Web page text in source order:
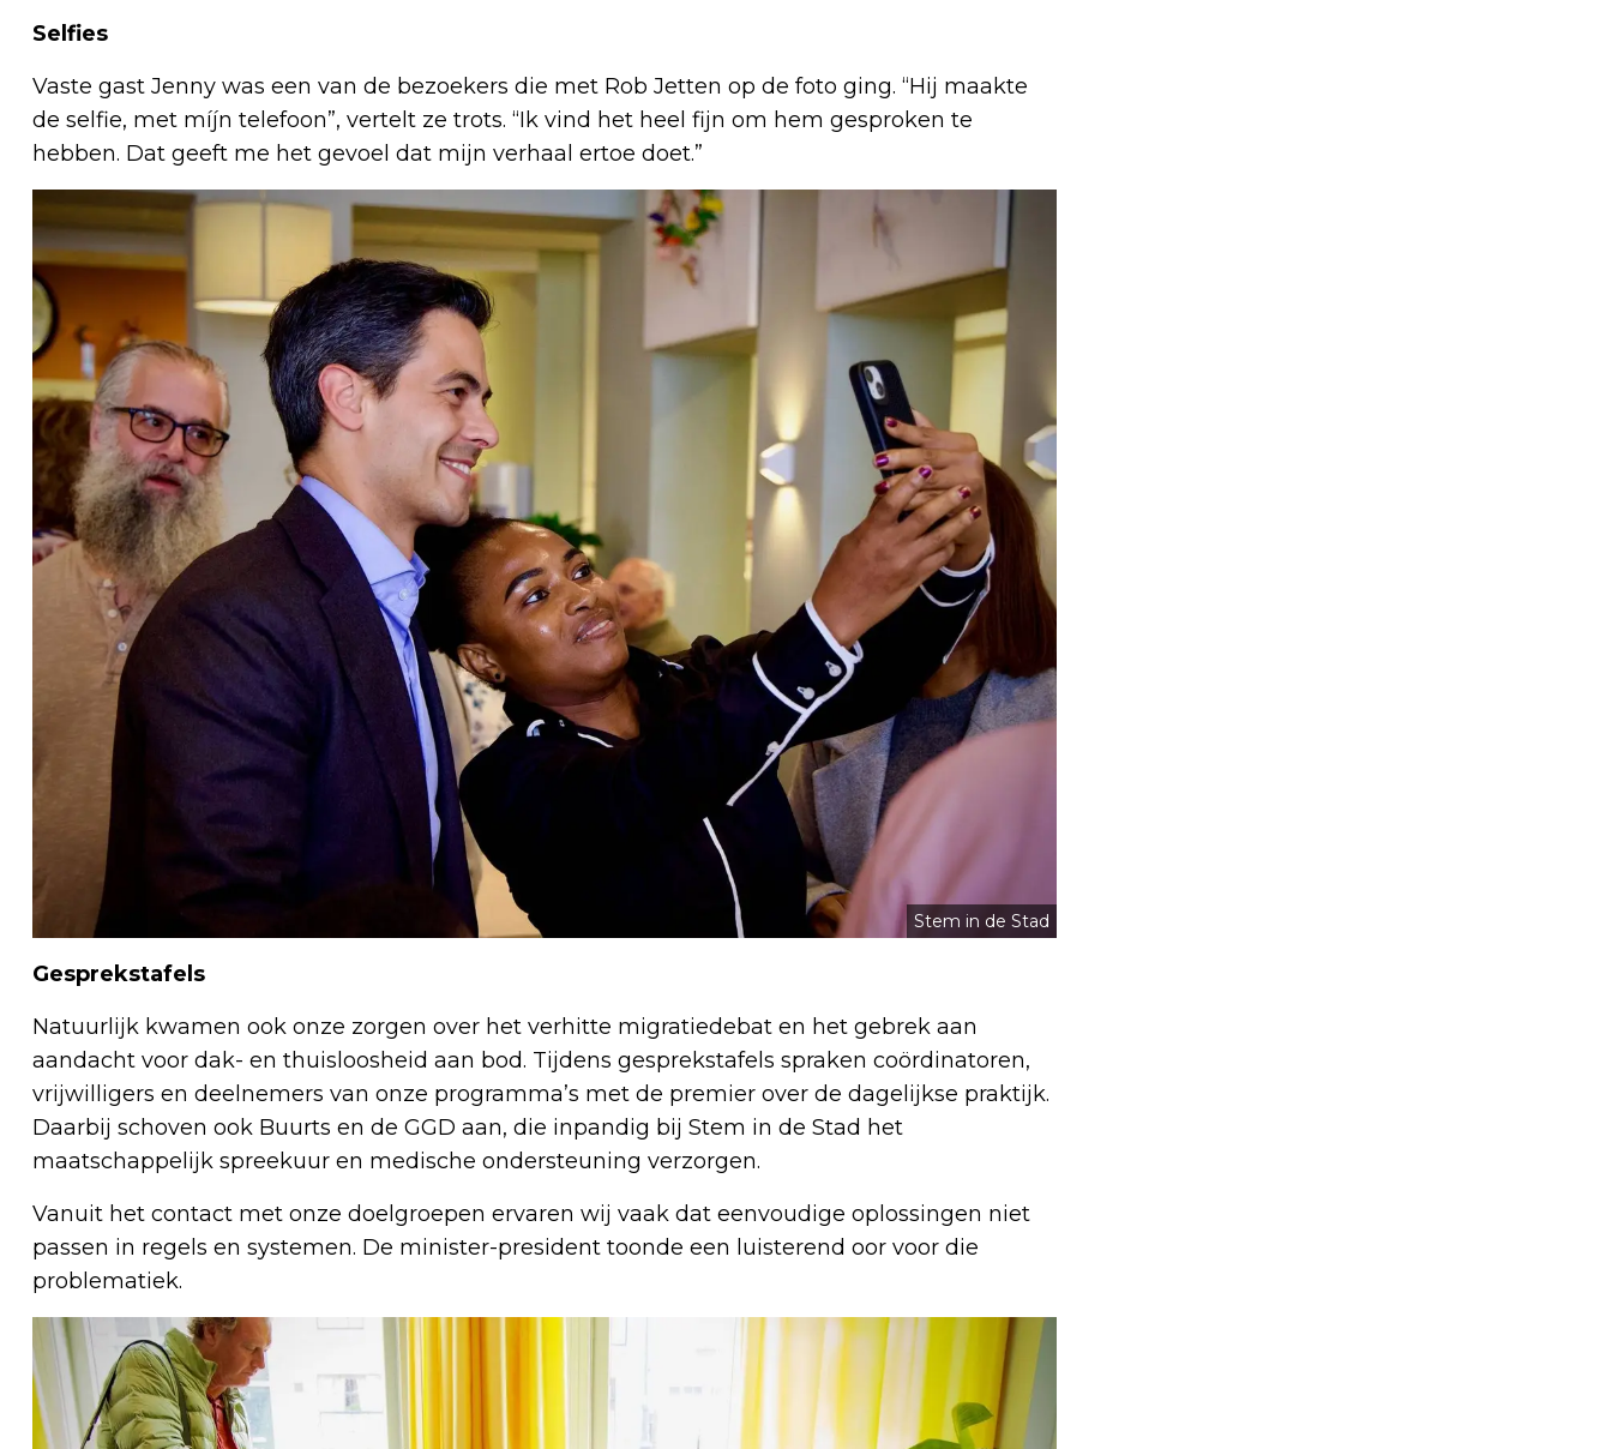
Selfies
Vaste gast Jenny was een van de bezoekers die met Rob Jetten op de foto ging. “Hij maakte
de selfie, met míjn telefoon”, vertelt ze trots. “Ik vind het heel fijn om hem gesproken te
hebben. Dat geeft me het gevoel dat mijn verhaal ertoe doet.”
Stem in de Stad
Gesprekstafels
Natuurlijk kwamen ook onze zorgen over het verhitte migratiedebat en het gebrek aan
aandacht voor dak- en thuisloosheid aan bod. Tijdens gesprekstafels spraken coördinatoren,
vrijwilligers en deelnemers van onze programma’s met de premier over de dagelijkse praktijk.
Daarbij schoven ook Buurts en de GGD aan, die inpandig bij Stem in de Stad het
maatschappelijk spreekuur en medische ondersteuning verzorgen.
Vanuit het contact met onze doelgroepen ervaren wij vaak dat eenvoudige oplossingen niet
passen in regels en systemen. De minister-president toonde een luisterend oor voor die
problematiek.